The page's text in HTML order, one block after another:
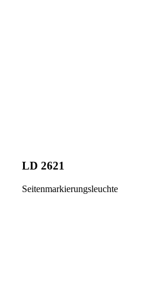
LD 2621
Seitenmarkierungsleuchte